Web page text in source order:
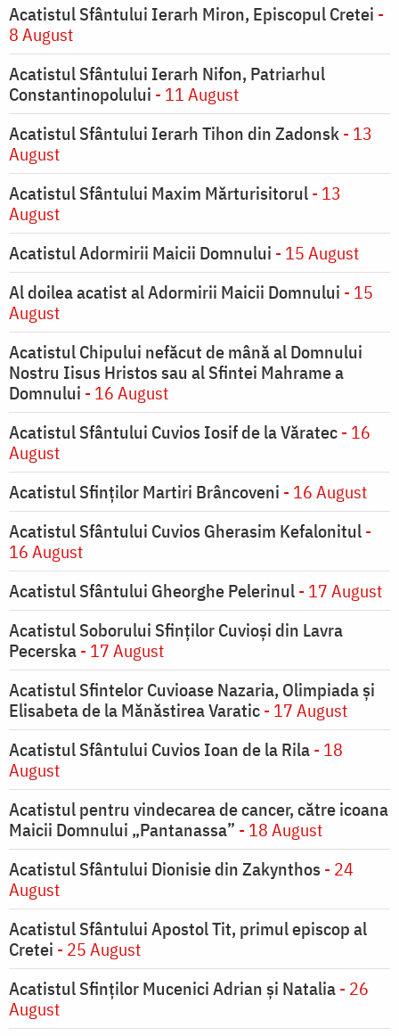
Acatistul Sfântului Ierarh Miron, Episcopul Cretei -
8 August
Acatistul Sfântului Ierarh Nifon, Patriarhul
Constantinopolului - 11 August
Acatistul Sfântului Ierarh Tihon din Zadonsk- 13
August
Acatistul Sfântului Maxim Mărturisitorul- 13
August
Acatistul Adormirii Maicii Domnului - 15 August
Al doilea acatist al Adormirii Maicii Domnului - 15
August
Acatistul Chipului nefăcut de mână al Domnului
Nostru Iisus Hristos sau al Sfintei Mahrame a
Domnului - 16 August
Acatistul Sfântului Cuvios Iosif de la Văratec- 16
August
Acatistul Sfinților Martiri Brâncoveni - 16 August
Acatistul Sfântului Cuvios Gherasim Kefalonitul-
16 August
Acatistul Sfântului Gheorghe Pelerinul- 17 August
Acatistul Soborului Sfinților Cuvioși din Lavra
Pecerska- 17 August
Acatistul Sfintelor Cuvioase Nazaria, Olimpiada și
Elisabeta de la Mănăstirea Varatic- 17 August
Acatistul Sfântului Cuvios Ioan de la Rila- 18
August
Acatistul pentru vindecarea de cancer, către icoana
Maicii Domnului „Pantanassa” - 18 August
Acatistul Sfântului Dionisie din Zakynthos - 24
August
Acatistul Sfântului Apostol Tit, primul episcop al
Cretei - 25 August
Acatistul Sfinților Mucenici Adrian și Natalia- 26
August